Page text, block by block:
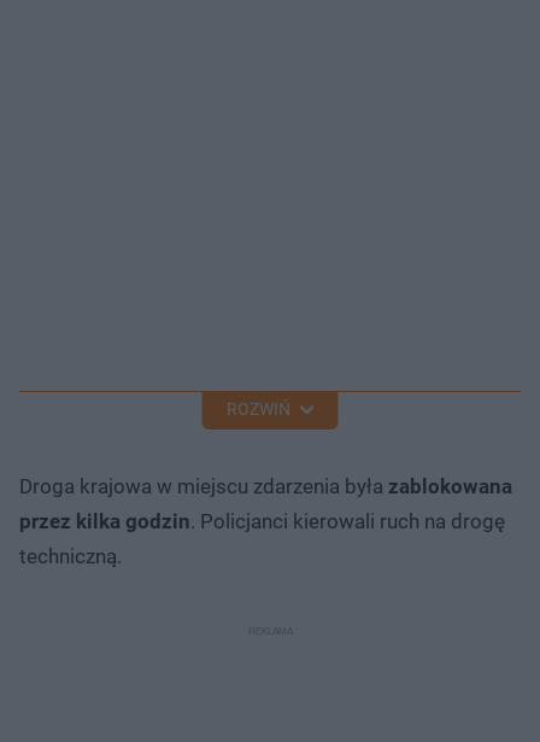
ROZWIŃ
Droga krajowa w miejscu zdarzenia była zablokowana
przez kilka godzin. Policjanci kierowali ruch na drogę
techniczną.